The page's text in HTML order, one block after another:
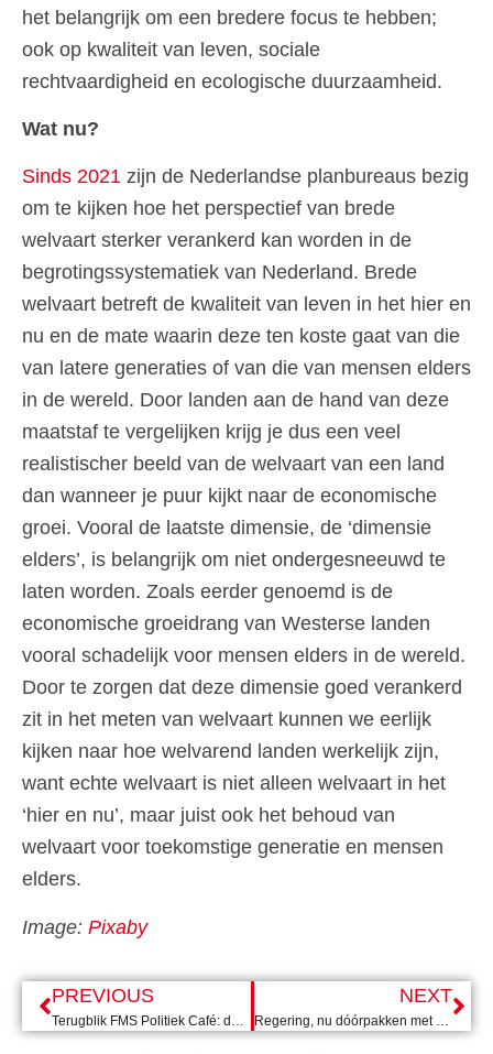
het belangrijk om een bredere focus te hebben;
ook op kwaliteit van leven, sociale
rechtvaardigheid en ecologische duurzaamheid.
Wat nu?
Sinds 2021 zijn de Nederlandse planbureaus bezig
om te kijken hoe het perspectief van brede
welvaart sterker verankerd kan worden in de
begrotingssystematiek van Nederland. Brede
welvaart betreft de kwaliteit van leven in het hier en
nu en de mate waarin deze ten koste gaat van die
van latere generaties of van die van mensen elders
in de wereld. Door landen aan de hand van deze
maatstaf te vergelijken krijg je dus een veel
realistischer beeld van de welvaart van een land
dan wanneer je puur kijkt naar de economische
groei. Vooral de laatste dimensie, de ‘dimensie
elders’, is belangrijk om niet ondergesneeuwd te
laten worden. Zoals eerder genoemd is de
economische groeidrang van Westerse landen
vooral schadelijk voor mensen elders in de wereld.
Door te zorgen dat deze dimensie goed verankerd
zit in het meten van welvaart kunnen we eerlijk
kijken naar hoe welvarend landen werkelijk zijn,
want echte welvaart is niet alleen welvaart in het
‘hier en nu’, maar juist ook het behoud van
welvaart voor toekomstige generatie en mensen
elders.
Image: Pixaby
PREVIOUS
Terugblik FMS Politiek Café: de nasleep van de aardbeving in Turkije en Syrië
NEXT
Regering, nu dóórpakken met een extra inzet op democratie